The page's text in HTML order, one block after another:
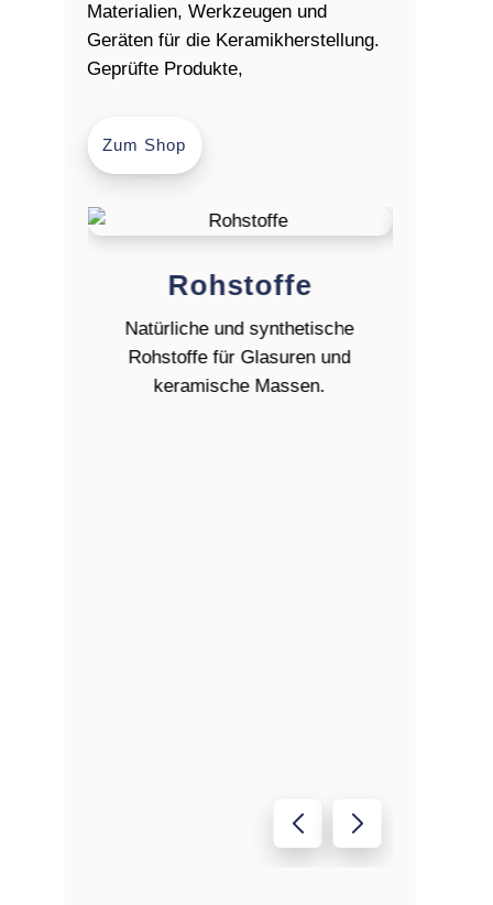
Materialien, Werkzeugen und
Geräten für die Keramikherstellung.
Geprüfte Produkte,
Zum Shop
Rohstoffe
Natürliche und synthetische
Rohstoffe für Glasuren und
keramische Massen.